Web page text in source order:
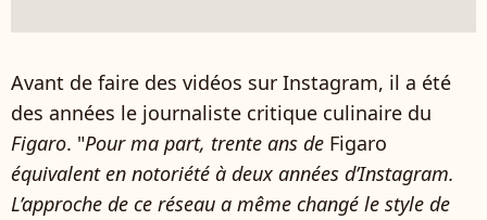
Avant de faire des vidéos sur Instagram, il a été
des années le journaliste critique culinaire du
Figaro. "Pour ma part, trente ans de Figaro
équivalent en notoriété à deux années d’Instagram.
L’approche de ce réseau a même changé le style de